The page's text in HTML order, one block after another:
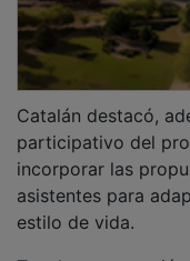
participativo del
incorporar las
asistentes para
estilo de vida.